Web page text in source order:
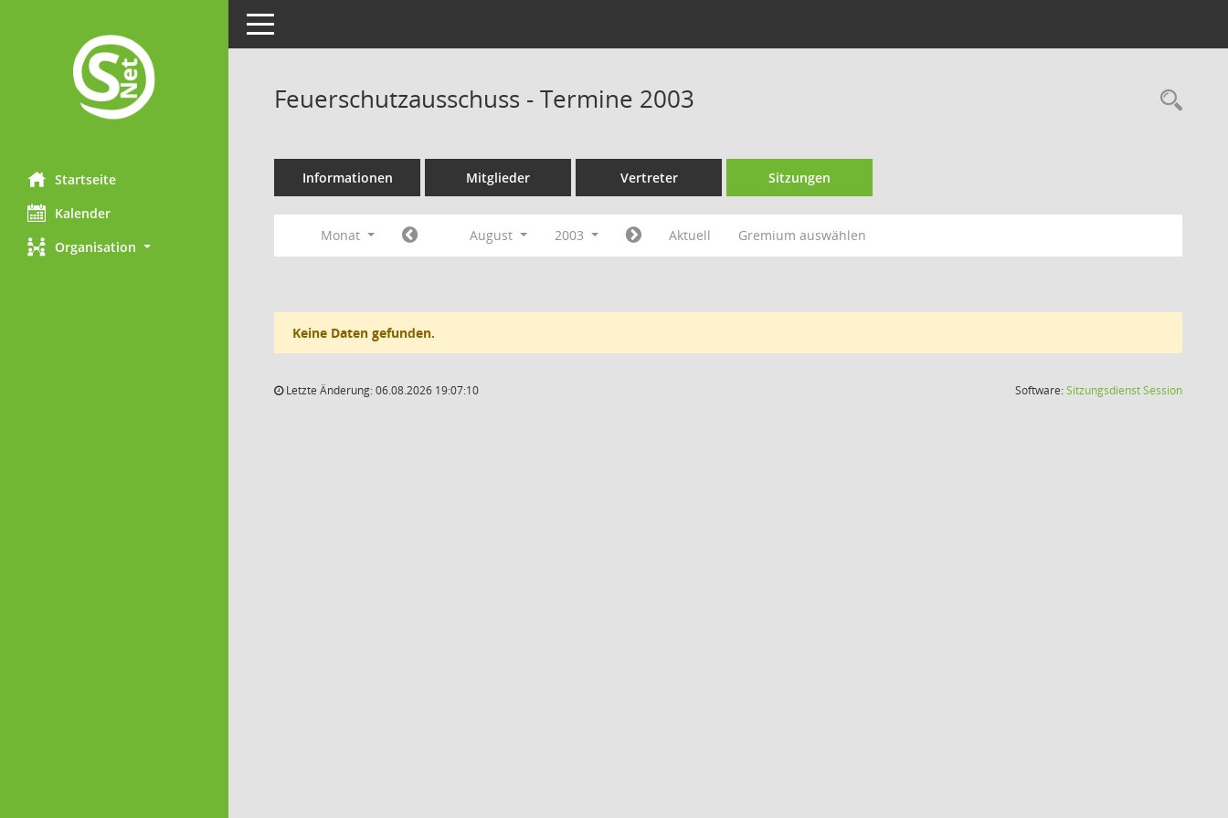
Startseite
Kalender
Organisation
Toggle navigation
Feuerschutzausschuss - Termine 2003
Informationen Mitglieder Vertreter Sitzungen
Monat August 2003 Aktuell Gremium auswählen
Keine Daten gefunden.
Letzte Änderung: 06.08.2026 19:07:10 Software:SitzungsdienstSession(Wird in